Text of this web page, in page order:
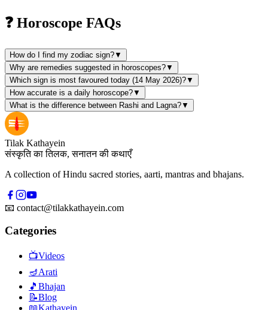
❓ Horoscope FAQs
How do I find my zodiac sign?▼
Why are remedies suggested in horoscopes?▼
Which sign is most favoured today (14 May 2026)?▼
How accurate is a daily horoscope?▼
What is the difference between Rashi and Lagna?▼
Tilak Kathayein
संस्कृति का तिलक, सनातन की कथाएँ
A collection of Hindu sacred stories, aarti, mantras and bhajans.
📧 contact@tilakkathayein.com
Categories
📺Videos
🪔Arati
🎵 Bhajan
📝Blog
📖Kathayein